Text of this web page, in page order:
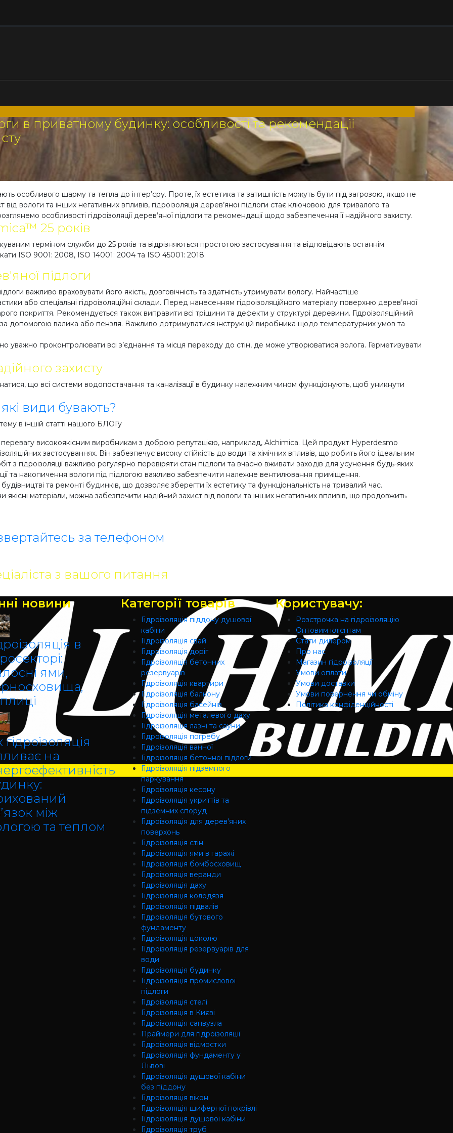
в приватному будинку: особливості та рекомендації
особливого шарму та тепла до інтер’єру. Проте, їх естетика та затишність можуть бути під загрозою, якщо не
вологи та інших негативних впливів, гідроізоляція дерев’яної підлоги стає ключовою для тривалого та
особливості гідроізоляції дерев’яної підлоги та рекомендації щодо забезпечення її надійного захисту.
25 років
терміном служби до 25 років та відрізняються простотою застосування та відповідають останнім
ISO 9001: 2008, ISO 14001: 2004 та ISO 45001: 2018.
підлоги
важливо враховувати його якість, довговічність та здатність утримувати вологу. Найчастіше
або спеціальні гідроізоляційні склади. Перед нанесенням гідроізоляційного матеріалу поверхню дерев’яної
покриття. Рекомендується також виправити всі тріщини та дефекти у структурі деревини. Гідроізоляційний
допомогою валика або пензля. Важливо дотримуватися інструкцій виробника щодо температурних умов та
уважно проконтролювати всі з’єднання та місця переходу до стін, де може утворюватися волога. Герметизувати
захисту
що всі системи водопостачання та каналізації в будинку належним чином функціонують, щоб уникнути
види бувають?
в іншій статті нашого БЛОГу
перевагу високоякісним виробникам з доброю репутацією, наприклад, Alchimica. Цей продукт Hyperdesmo
застосуваннях. Він забезпечує високу стійкість до води та хімічних впливів, що робить його ідеальним
з гідроізоляції важливо регулярно перевіряти стан підлоги та вчасно вживати заходів для усунення будь-яких
та накопичення вологи під підлогою важливо забезпечити належне вентилювання приміщення.
та ремонті будинків, що дозволяє зберегти їх естетику та функціональність на тривалий час.
матеріали, можна забезпечити надійний захист від вологи та інших негативних впливів, що продовжить
за телефоном
з вашого питання
новини
в
ями,
гідроізоляція
на
між
та теплом
Категорії товарів
Гідроізоляція піддону душової
кабіни
Гідроізоляція свай
Гідроізоляція доріг
Гідроізоляція бетонних
резервуарів
Гідроізоляція квартири
Гідроізоляція балкону
Гідроізоляція басейнів
Гідроізоляція металевого даху
Гідроізоляція лазні та сауни
Гідроізоляція погребу
Гідроізоляція ванної
Гідроізоляція бетонної підлоги
Гідроізоляція підземного
паркування
Гідроізоляція кесону
Гідроізоляція укриттів та
підземних споруд
Гідроізоляція для дерев'яних
поверхонь
Гідроізоляція стін
Гідроізоляція ями в гаражі
Гідроізоляція бомбосховищ
Гідроізоляція веранди
Гідроізоляція даху
Гідроізоляція колодязя
Гідроізоляція підвалів
Гідроізоляція бутового
фундаменту
Гідроізоляція цоколю
Гідроізоляція резервуарів для
води
Гідроізоляція будинку
Гідроізоляція промислової
підлоги
Гідроізоляція cтелі
Гідроізоляція в Києві
Гідроізоляція санвузла
Праймери для гідроізоляції
Гідроізоляція відмостки
Гідроізоляція фундаменту у
Львові
Гідроізоляція душової кабіни
без піддону
Гідроізоляція вікон
Гідроізоляція шиферної покрівлі
Гідроізоляція душової кабіни
Гідроізоляція труб
Користувачу:
Розстрочка на гідроізоляцію
Оптовим клієнтам
Стати дилером
Про нас
Магазин гідроізоляції
Умови оплати
Умови доставки
Умови повернення чи обміну
Політика конфіденційності